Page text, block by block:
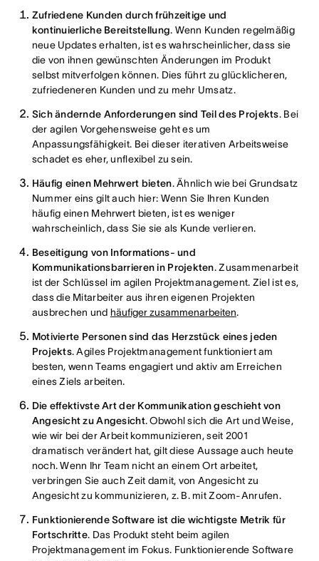
Zufriedene Kunden durch frühzeitige und
kontinuierliche Bereitstellung. Wenn Kunden regelmäßig
neue Updates erhalten, ist es wahrscheinlicher, dass sie
die von ihnen gewünschten Änderungen im Produkt
selbst mitverfolgen können. Dies führt zu glücklicheren,
zufriedeneren Kunden und zu mehr Umsatz.
Sich ändernde Anforderungen sind Teil des Projekts. Bei
der agilen Vorgehensweise geht es um
Anpassungsfähigkeit. Bei dieser iterativen Arbeitsweise
schadet es eher, unflexibel zu sein.
Häufig einen Mehrwert bieten. Ähnlich wie bei Grundsatz
Nummer eins gilt auch hier: Wenn Sie Ihren Kunden
häufig einen Mehrwert bieten, ist es weniger
wahrscheinlich, dass Sie sie als Kunde verlieren.
Beseitigung von Informations- und
Kommunikationsbarrieren in Projekten. Zusammenarbeit
ist der Schlüssel im agilen Projektmanagement. Ziel ist es,
dass die Mitarbeiter aus ihren eigenen Projekten
ausbrechen und häufiger zusammenarbeiten.
Motivierte Personen sind das Herzstück eines jeden
Projekts. Agiles Projektmanagement funktioniert am
besten, wenn Teams engagiert und aktiv am Erreichen
eines Ziels arbeiten.
Die effektivste Art der Kommunikation geschieht von
Angesicht zu Angesicht. Obwohl sich die Art und Weise,
wie wir bei der Arbeit kommunizieren, seit 2001
dramatisch verändert hat, gilt diese Aussage auch heute
noch. Wenn Ihr Team nicht an einem Ort arbeitet,
verbringen Sie auch Zeit damit, von Angesicht zu
Angesicht zu kommunizieren, z. B. mit Zoom-Anrufen.
Funktionierende Software ist die wichtigste Metrik für
Fortschritte. Das Produkt steht beim agilen
Projektmanagement im Fokus. Funktionierende Software